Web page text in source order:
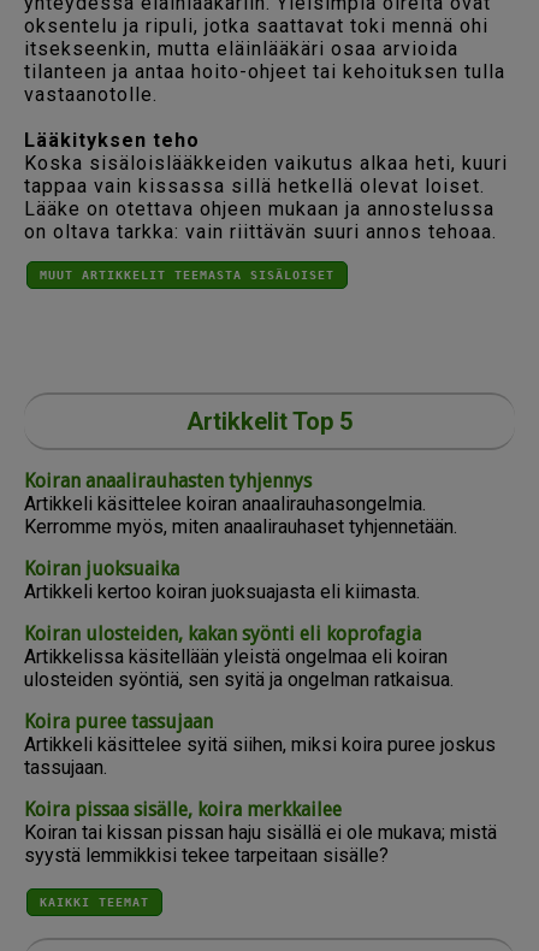
oksentelu ja ripuli, jotka saattavat toki mennä ohi
itsekseenkin, mutta eläinlääkäri osaa arvioida
tilanteen ja antaa hoito-ohjeet tai kehoituksen tulla
vastaanotolle.
Lääkityksen teho
Koska sisäloislääkkeiden vaikutus alkaa heti, kuuri
tappaa vain kissassa sillä hetkellä olevat loiset.
Lääke on otettava ohjeen mukaan ja annostelussa
on oltava tarkka: vain riittävän suuri annos tehoaa.
MUUT ARTIKKELIT TEEMASTA SISÄLOISET
Artikkelit Top 5
Koiran anaalirauhasten tyhjennys
Artikkeli käsittelee koiran anaalirauhasongelmia.
Kerromme myös, miten anaalirauhaset tyhjennetään.
Koiran juoksuaika
Artikkeli kertoo koiran juoksuajasta eli kiimasta.
Koiran ulosteiden, kakan syönti eli koprofagia
Artikkelissa käsitellään yleistä ongelmaa eli koiran
ulosteiden syöntiä, sen syitä ja ongelman ratkaisua.
Koira puree tassujaan
Artikkeli käsittelee syitä siihen, miksi koira puree joskus
tassujaan.
Koira pissaa sisälle, koira merkkailee
Koiran tai kissan pissan haju sisällä ei ole mukava; mistä
syystä lemmikkisi tekee tarpeitaan sisälle?
KAIKKI TEEMAT